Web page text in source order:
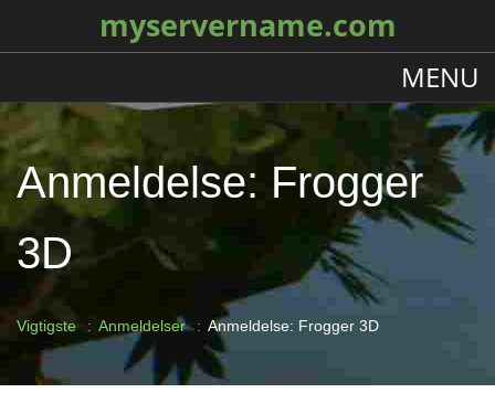
myservername.com
MENU
Anmeldelse: Frogger
3D
Vigtigste Anmeldelser Anmeldelse: Frogger 3D